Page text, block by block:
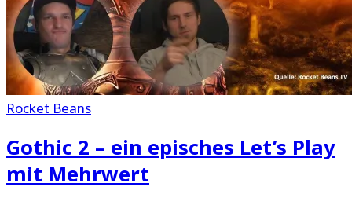
Rocket Beans
Gothic 2 – ein episches Let’s Play
mit Mehrwert